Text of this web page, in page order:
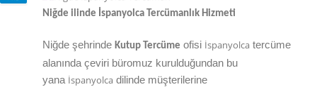
Niğde ilinde İspanyolca Tercümanlık Hizmeti
Niğde şehrinde Kutup Tercüme ofisi İspanyolca tercüme
alanında çeviri büromuz kurulduğundan bu
yana İspanyolca dilinde müşterilerine